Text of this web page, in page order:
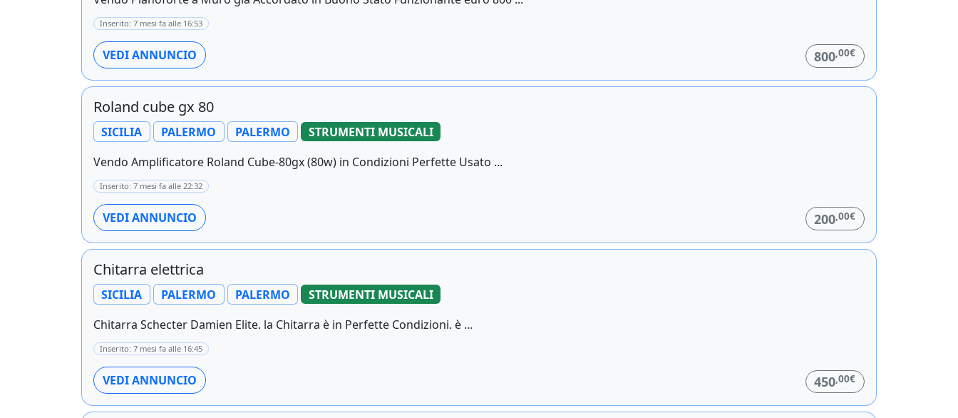
Inserito: 7 mesi fa alle 16:53
VEDI ANNUNCIO 800,00€
Roland cube gx 80
SICILIA PALERMO PALERMO
STRUMENTI MUSICALI
Vendo Amplificatore Roland Cube-80gx (80w) in Condizioni Perfette Usato ...
Inserito: 7 mesi fa alle 22:32
VEDI ANNUNCIO 200 ,00€
Chitarra elettrica
SICILIA PALERMO PALERMO
STRUMENTI MUSICALI
Chitarra Schecter Damien Elite. la Chitarra è in Perfette Condizioni. è ...
Inserito: 7 mesi fa alle 16:45
VEDI ANNUNCIO 450 ,00€